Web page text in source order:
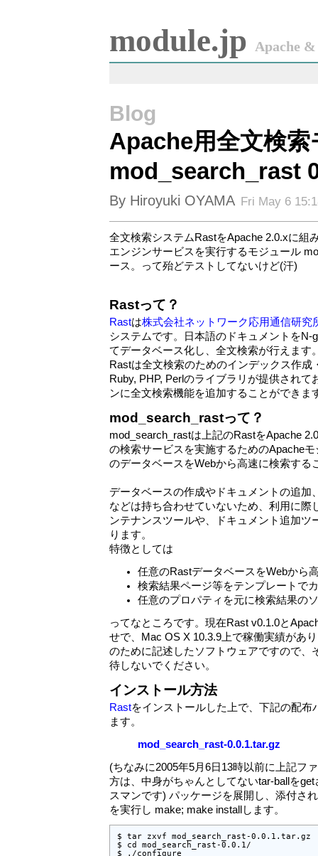
module.jp Apache
Blog
Apache用全文検
mod_search_rast
By Hiroyuki OYAMA Fri May 6
全文検索システムRastをApache 2.0.xに組
エンジンサービスを実行するモジュール
ース。って殆どテストしてないけど(汗)
Rastって？
Rastは株式会社ネットワーク応用通信研究
システムです。日本語のドキュメントをN-
てデータベース化し、全文検索が行えます
Rastは全文検索のためのインデックス作成
Ruby, PHP, Perlのライブラリが提供され
ンに全文検索機能を追加することができま
mod_search_rastって？
mod_search_rastは上記のRastをApache
の検索サービスを実施するためのApache
のデータベースをWebから高速に検索する
データベースの作成やドキュメントの追加
などは持ち合わせていないため、利用に際
ンテナンスツールや、ドキュメント追加ツ
ります。
特徴としては
任意のRastデータベースをWebから
検索結果ページ等をテンプレートで
任意のプロパティを元に検索結果の
ってなところです。現在Rast v0.1.0と
せで、Mac OS X 10.3.9上で稼働実績があ
のために記述したソフトウェアですので、
待しないでください。
インストール方法
Rastをインストールした上で、下記の配布
ます。
mod_search_rast-0.0.1.tar.gz
(ちなみに2005年5月6日13時以前に上記フ
方は、中身がちゃんとしてないtar-ballを
スマンです) パッケージを展開し、添付さ
を実行し make; make installします。
$ tar zxvf mod_search_rast-0.0.1.tar.gz
$ cd mod_search_rast-0.0.1/
$ ./configure